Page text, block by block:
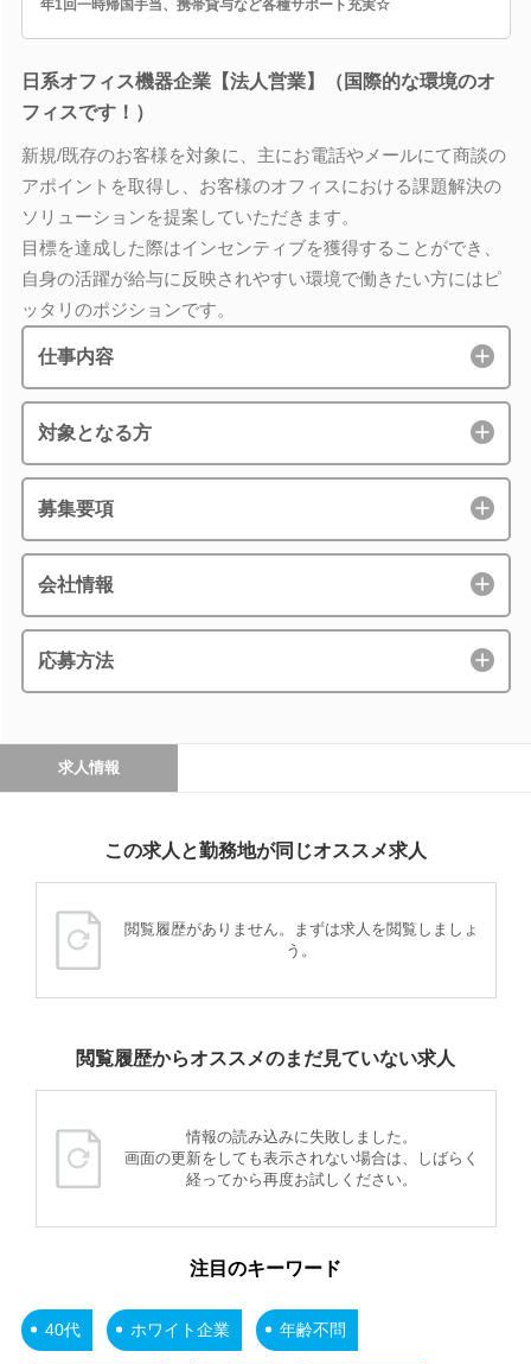
年1回一時帰国手当、携帯貸与など各種サポート充実☆
日系オフィス機器企業【法人営業】（国際的な環境のオ
フィスです！）
新規/既存のお客様を対象に、主にお電話やメールにて商談の
アポイントを取得し、お客様のオフィスにおける課題解決の
ソリューションを提案していただきます。
目標を達成した際はインセンティブを獲得することができ、
自身の活躍が給与に反映されやすい環境で働きたい方にはピ
ッタリのポジションです。
仕事内容
対象となる方
募集要項
会社情報
応募方法
求人情報
この求人と勤務地が同じオススメ求人
閲覧履歴がありません。まずは求人を閲覧しましょ
う。
閲覧履歴からオススメのまだ見ていない求人
情報の読み込みに失敗しました。
画面の更新をしても表示されない場合は、しばらく
経ってから再度お試しください。
注目のキーワード
40代 ホワイト企業 年齢不問